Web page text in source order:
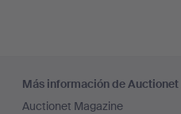
Más información de Auctionet
Auctionet Magazine